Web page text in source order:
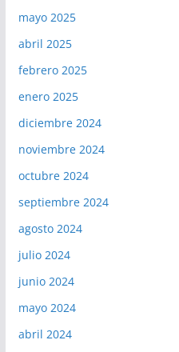
mayo 2025
abril 2025
febrero 2025
enero 2025
diciembre 2024
noviembre 2024
octubre 2024
septiembre 2024
agosto 2024
julio 2024
junio 2024
mayo 2024
abril 2024